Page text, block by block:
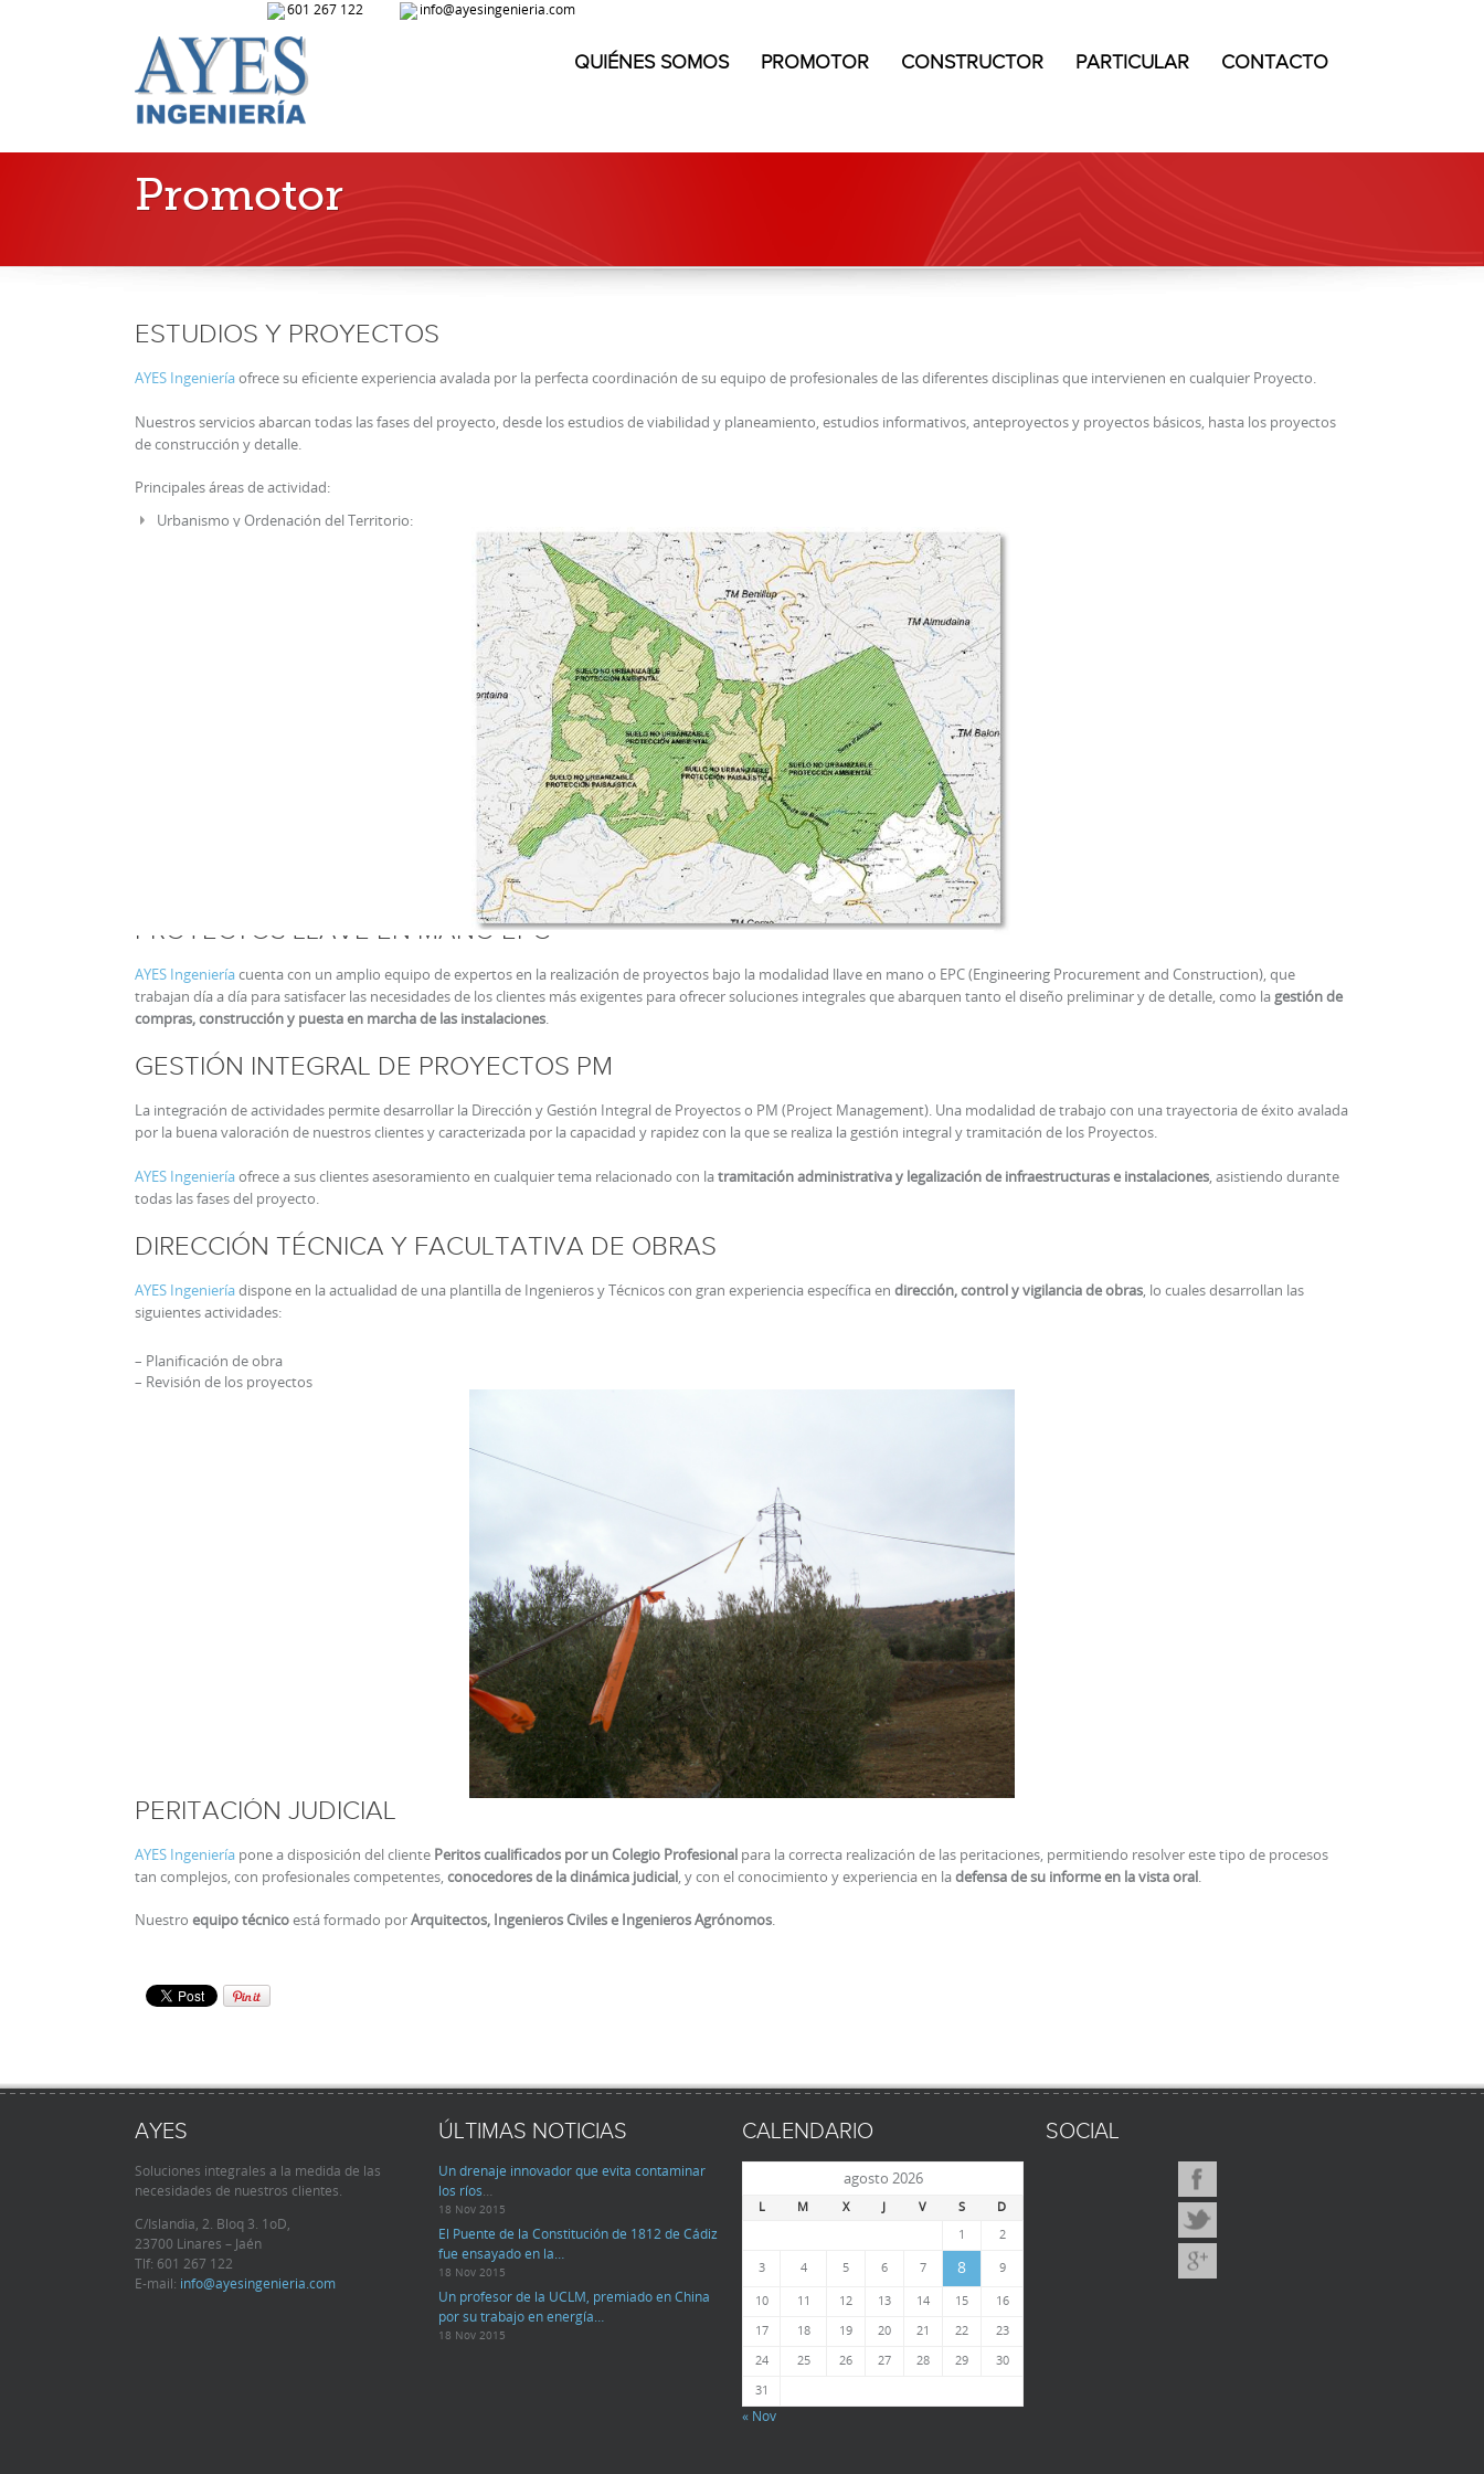
601 267 122 info@ayesingenieria.com
QUIÉNES SOMOS PROMOTOR CONSTRUCTOR PARTICULAR CONTACTO
Promotor
ESTUDIOS Y PROYECTOS
AYES Ingeniería ofrece su eficiente experiencia avalada por la perfecta coordinación de su equipo de profesionales de las diferentes disciplinas que intervienen en cualquier Proyecto.
Nuestros servicios abarcan todas las fases del proyecto, desde los estudios de viabilidad y planeamiento, estudios informativos, anteproyectos y proyectos básicos, hasta los proyectos
de construcción y detalle.
Principales áreas de actividad:
Urbanismo y Ordenación del Territorio:
PGOU/PP/PAI/PRI
Estudio y diseño del Paisaje
PROYECTOS LLAVE EN MANO EPC
AYES Ingeniería cuenta con un amplio equipo de expertos en la realización de proyectos bajo la modalidad llave en mano o EPC (Engineering Procurement and Construction), que
trabajan día a día para satisfacer las necesidades de los clientes más exigentes para ofrecer soluciones integrales que abarquen tanto el diseño preliminar y de detalle, como la gestión de
compras, construcción y puesta en marcha de las instalaciones
GESTIÓN INTEGRAL DE PROYECTOS PM
La integración de actividades permite desarrollar la Dirección y Gestión Integral de Proyectos o PM (Project Management). Una modalidad de trabajo con una trayectoria de éxito avalada
por la buena valoración de nuestros clientes y caracterizada por la capacidad y rapidez con la que se realiza la gestión integral y tramitación de los Proyectos.
AYES Ingeniería ofrece a sus clientes asesoramiento en cualquier tema relacionado con la tramitación administrativa y legalización de infraestructuras e instalaciones , asistiendo durante
todas las fases del proyecto.
DIRECCIÓN TÉCNICA Y FACULTATIVA DE OBRAS
AYES Ingeniería dispone en la actualidad de una plantilla de Ingenieros y Técnicos con gran experiencia específica en dirección, control y vigilancia de obras, lo cuales desarrollan las
siguientes actividades:
– Planificación de obra
– Revisión de los proyectos
– Redacción de proyectos modificados, de liquidación, “As built” y de obras
PERITACIÓN JUDICIAL
AYES Ingeniería pone a disposición del cliente Peritos cualificados por un Colegio Profesional para la correcta realización de las peritaciones, permitiendo resolver este tipo de procesos
tan complejos, con profesionales competentes, conocedores de la dinámica judicial , y con el conocimiento y experiencia en la defensa de su informe en la vista oral
Nuestro equipo técnico está formado por Arquitectos, Ingenieros Civiles e Ingenieros Agrónomos.
AYES
Soluciones integrales a la medida de las
necesidades de nuestros clientes.
C/Islandia, 2. Bloq 3. 1oD,
23700 Linares – Jaén
Tlf: 601 267 122
E-mail: info@ayesingenieria.com
ÚLTIMAS NOTICIAS
Un drenaje innovador que evita contaminar
los ríos…
18 Nov 2015
El Puente de la Constitución de 1812 de Cádiz
fue ensayado en la…
18 Nov 2015
Un profesor de la UCLM, premiado en China
por su trabajo en energía…
18 Nov 2015
CALENDARIO
agosto 2026
L M X J V S
D
1
2
3 4 5 6 7 8 9
10 11 12 13 14 15 16
17 18 19 20 21 22 23
24 25 26 27 28 29 30
31
« Nov
SOCIAL